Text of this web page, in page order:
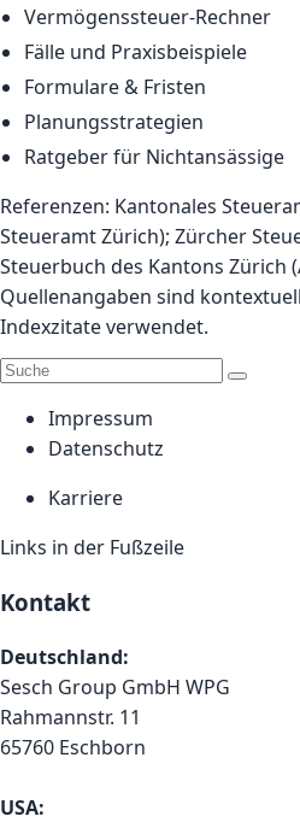
Vermögenssteuer-Rechner
Fälle und Praxisbeispiele
Formulare & Fristen
Planungsstrategien
Ratgeber für Nichtansässige
Referenzen: Kantonales
Steueramt Zürich); Zürcher
Steuerbuch des Kantons Zürich
Quellenangaben sind
Indexzitate verwendet.
Impressum
Datenschutz
Karriere
Links in der Fußzeile
Kontakt
Deutschland:
Sesch Group GmbH WPG
Rahmannstr. 11
65760 Eschborn
USA: